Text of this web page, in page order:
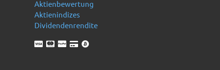
Aktienbewertung
Aktienindizes
Dividendenrendite